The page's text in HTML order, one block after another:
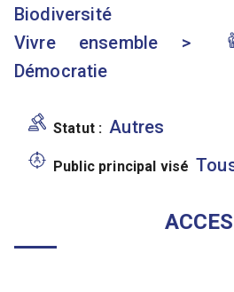
Biodiversité
Vivre ensemble >
Démocratie
Statut : Autres
Public principal visé
ACCES